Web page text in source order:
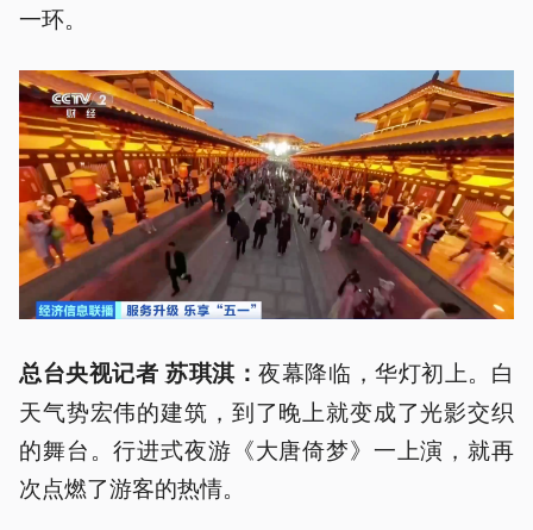
一环。
总台央视记者 苏琪淇：夜幕降临，华灯初上。白
天气势宏伟的建筑，到了晚上就变成了光影交织
的舞台。行进式夜游《大唐倚梦》一上演，就再
次点燃了游客的热情。